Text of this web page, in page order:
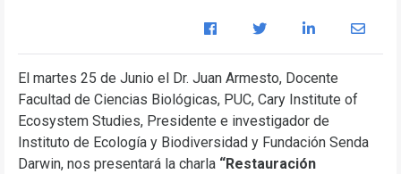
El martes 25 de Junio el Dr. Juan Armesto, Docente
Facultad de Ciencias Biológicas, PUC, Cary Institute of
Ecosystem Studies, Presidente e investigador de
Instituto de Ecología y Biodiversidad y Fundación Senda
Darwin, nos presentará la charla “Restauración